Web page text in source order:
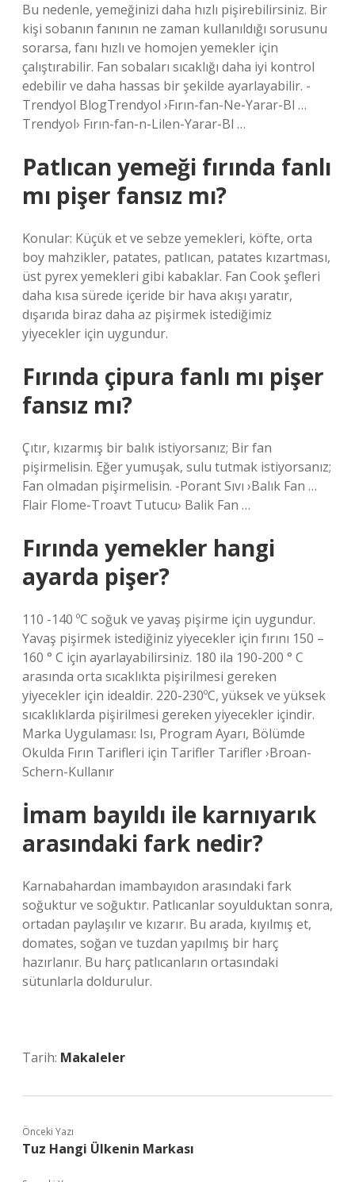
Bu nedenle, yemeğinizi daha hızlı pişirebilirsiniz. Bir
kişi sobanın fanının ne zaman kullanıldığı sorusunu
sorarsa, fanı hızlı ve homojen yemekler için
çalıştırabilir. Fan sobaları sıcaklığı daha iyi kontrol
edebilir ve daha hassas bir şekilde ayarlayabilir. -
Trendyol BlogTrendyol ›Fırın-fan-Ne-Yarar-Bl …
Trendyol› Fırın-fan-n-Lilen-Yarar-Bl …
Patlıcan yemeği fırında fanlı
mı pişer fansız mı?
Konular: Küçük et ve sebze yemekleri, köfte, orta
boy mahzikler, patates, patlıcan, patates kızartması,
üst pyrex yemekleri gibi kabaklar. Fan Cook şefleri
daha kısa sürede içeride bir hava akışı yaratır,
dışarıda biraz daha az pişirmek istediğimiz
yiyecekler için uygundur.
Fırında çipura fanlı mı pişer
fansız mı?
Çıtır, kızarmış bir balık istiyorsanız; Bir fan
pişirmelisin. Eğer yumuşak, sulu tutmak istiyorsanız;
Fan olmadan pişirmelisin. -Porant Sıvı ›Balık Fan …
Flair Flome-Troavt Tutucu› Balik Fan …
Fırında yemekler hangi
ayarda pişer?
110 -140 ºC soğuk ve yavaş pişirme için uygundur.
Yavaş pişirmek istediğiniz yiyecekler için fırını 150 –
160 ° C için ayarlayabilirsiniz. 180 ila 190-200 ° C
arasında orta sıcaklıkta pişirilmesi gereken
yiyecekler için idealdir. 220-230ºC, yüksek ve yüksek
sıcaklıklarda pişirilmesi gereken yiyecekler içindir.
Marka Uygulaması: Isı, Program Ayarı, Bölümde
Okulda Fırın Tarifleri için Tarifler Tarifler ›Broan-
Schern-Kullanır
İmam bayıldı ile karnıyarık
arasındaki fark nedir?
Karnabahardan imambayıdon arasındaki fark
soğuktur ve soğuktır. Patlıcanlar soyulduktan sonra,
ortadan paylaşılır ve kızarır. Bu arada, kıyılmış et,
domates, soğan ve tuzdan yapılmış bir harç
hazırlanır. Bu harç patlıcanların ortasındaki
sütunlarla doldurulur.
Tarih: Makaleler
Önceki Yazı
Tuz Hangi Ülkenin Markası